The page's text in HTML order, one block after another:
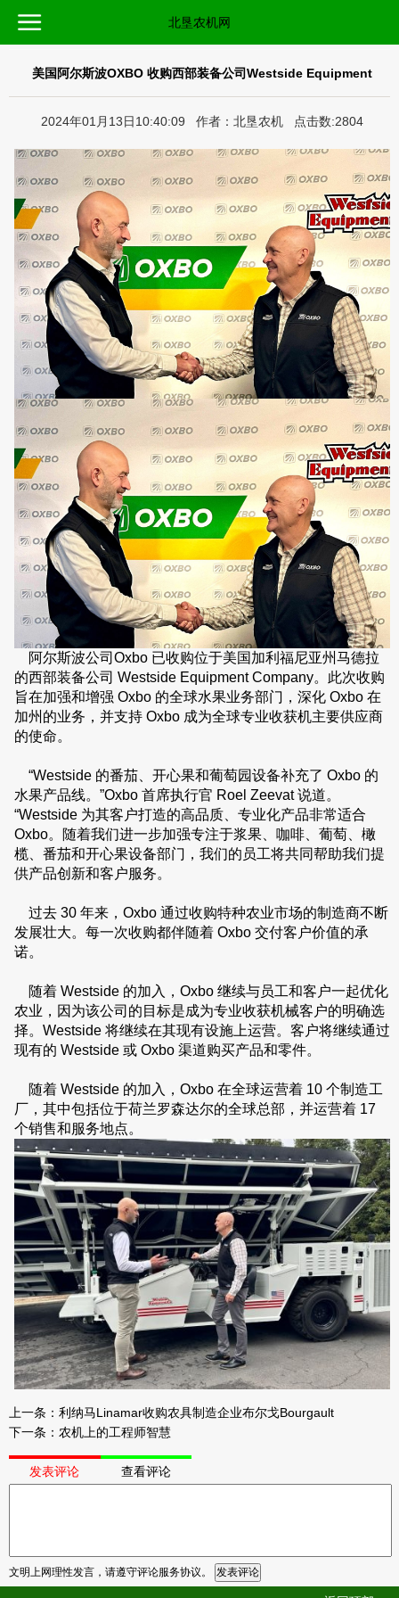
北垦农机网
美国阿尔斯波OXBO 收购西部装备公司Westside Equipment
2024年01月13日10:40:09 作者：北垦农机 点击数:2804
阿尔斯波公司Oxbo 已收购位于美国加利福尼亚州马德拉
的西部装备公司 Westside Equipment Company。此次收购
旨在加强和增强 Oxbo 的全球水果业务部门，深化 Oxbo 在
加州的业务，并支持 Oxbo 成为全球专业收获机主要供应商
的使命。
“Westside 的番茄、开心果和葡萄园设备补充了 Oxbo 的
水果产品线。 ”Oxbo 首席执行官 Roel Zeevat说道。
“Westside 为其客户打造的高品质、专业化产品非常适合
Oxbo。随着我们进一步加强专注于浆果、咖啡、葡萄、橄
榄、番茄和开心果设备部门，我们的员工将共同帮助我们提
供产品创新和客户服务。
过去 30 年来，Oxbo 通过收购特种农业市场的制造商不断
发展壮大。每一次收购都伴随着 Oxbo 交付客户价值的承
诺。
随着 Westside 的加入，Oxbo 继续与员工和客户一起优化
农业，因为该公司的目标是成为专业收获机械客户的明确选
择。 Westside 将继续在其现有设施上运营。客户将继续通过
现有的 Westside 或 Oxbo 渠道购买产品和零件。
随着 Westside 的加入，Oxbo 在全球运营着 10 个制造工
厂，其中包括位于荷兰罗森达尔的全球总部，并运营着 17
个销售和服务地点。
上一条： 利纳马Linamar收购农具制造企业布尔戈Bourgault
下一条： 农机上的工程师智慧
发表评论 查看评论
文明上网理性发言，请遵守评论服务协议。